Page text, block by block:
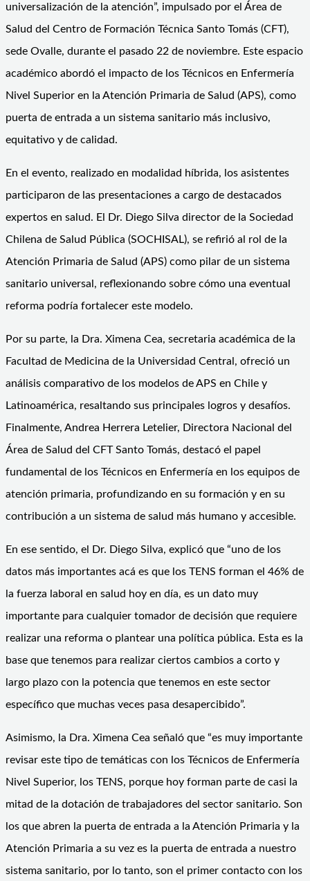
universalización de la atención”, impulsado por el Área de
Salud del Centro de Formación Técnica Santo Tomás (CFT),
sede Ovalle, durante el pasado 22 de noviembre. Este espacio
académico abordó el impacto de los Técnicos en Enfermería
Nivel Superior en la Atención Primaria de Salud (APS), como
puerta de entrada a un sistema sanitario más inclusivo,
equitativo y de calidad.
En el evento, realizado en modalidad híbrida, los asistentes
participaron de las presentaciones a cargo de destacados
expertos en salud. El Dr. Diego Silva director de la Sociedad
Chilena de Salud Pública (SOCHISAL), se refirió al rol de la
Atención Primaria de Salud (APS) como pilar de un sistema
sanitario universal, reflexionando sobre cómo una eventual
reforma podría fortalecer este modelo.
Por su parte, la Dra. Ximena Cea, secretaria académica de la
Facultad de Medicina de la Universidad Central, ofreció un
análisis comparativo de los modelos de APS en Chile y
Latinoamérica, resaltando sus principales logros y desafíos.
Finalmente, Andrea Herrera Letelier, Directora Nacional del
Área de Salud del CFT Santo Tomás, destacó el papel
fundamental de los Técnicos en Enfermería en los equipos de
atención primaria, profundizando en su formación y en su
contribución a un sistema de salud más humano y accesible.
En ese sentido, el Dr. Diego Silva, explicó que “uno de los
datos más importantes acá es que los TENS forman el 46% de
la fuerza laboral en salud hoy en día, es un dato muy
importante para cualquier tomador de decisión que requiere
realizar una reforma o plantear una política pública. Esta es la
base que tenemos para realizar ciertos cambios a corto y
largo plazo con la potencia que tenemos en este sector
específico que muchas veces pasa desapercibido”.
Asimismo, la Dra. Ximena Cea señaló que “es muy importante
revisar este tipo de temáticas con los Técnicos de Enfermería
Nivel Superior, los TENS, porque hoy forman parte de casi la
mitad de la dotación de trabajadores del sector sanitario. Son
los que abren la puerta de entrada a la Atención Primaria y la
Atención Primaria a su vez es la puerta de entrada a nuestro
sistema sanitario, por lo tanto, son el primer contacto con los